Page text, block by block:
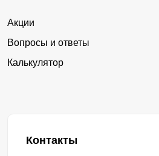
Акции
Вопросы и ответы
Калькулятор
Контакты